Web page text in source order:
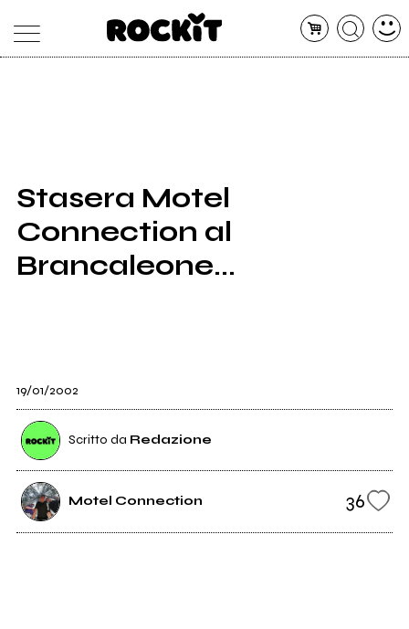
SHOP
RADIO
Stasera Motel
Connection al
Brancaleone...
19/01/2002
Scritto da Redazione
Motel Connection 36